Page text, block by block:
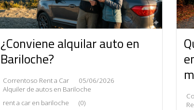
¿Conviene alquilar auto en
Bariloche?
Correntoso Rent a Car
05/06/2026
Alquiler de autos en Bariloche
rent a car en bariloche
(0)